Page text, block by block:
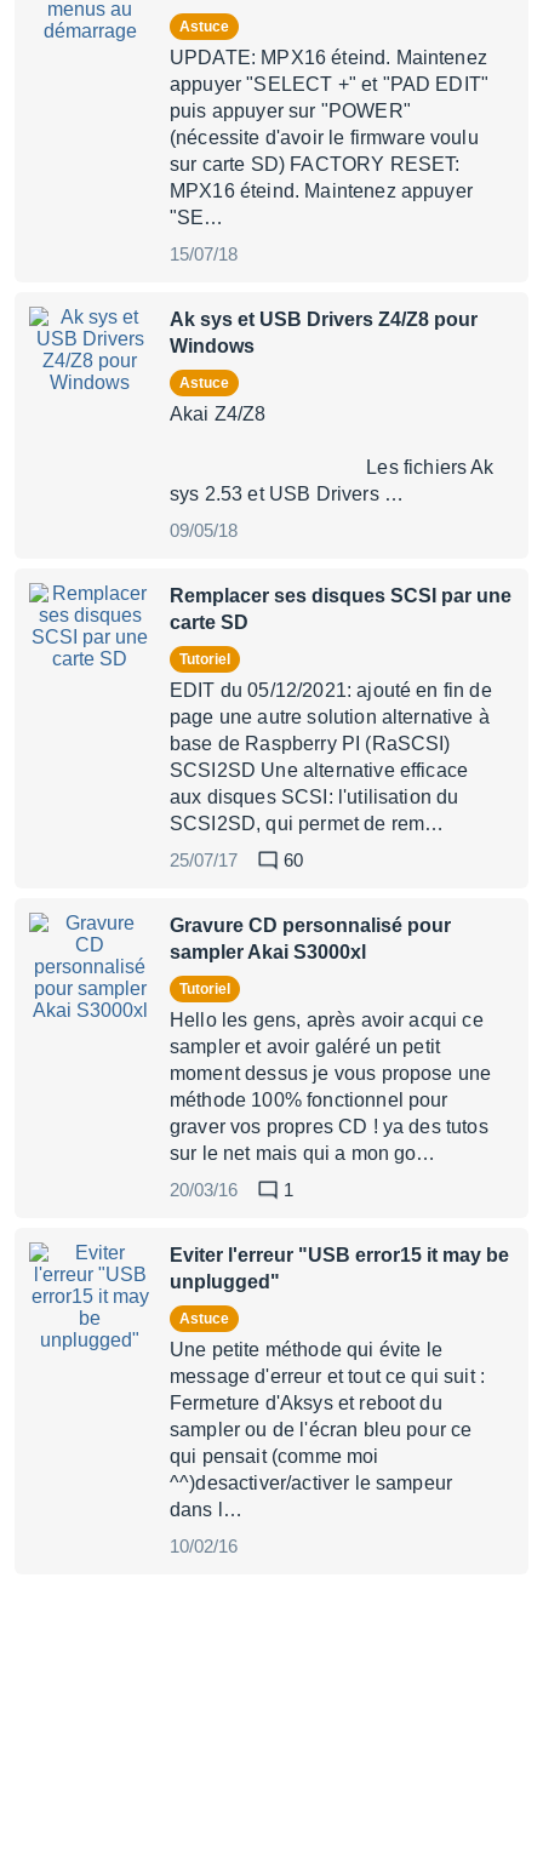
Astuce
UPDATE: MPX16 éteind. Maintenez
appuyer "SELECT +" et "PAD EDIT"
puis appuyer sur "POWER"
(nécessite d'avoir le firmware voulu
sur carte SD) FACTORY RESET:
MPX16 éteind. Maintenez appuyer
"SE…
15/07/18
Ak sys et USB Drivers Z4/Z8 pour
Windows
Astuce
Akai Z4/Z8
Les fichiers Ak
sys 2.53 et USB Drivers …
09/05/18
Remplacer ses disques SCSI par une
carte SD
Tutoriel
EDIT du 05/12/2021: ajouté en fin de
page une autre solution alternative à
base de Raspberry PI (RaSCSI)
SCSI2SD Une alternative efficace
aux disques SCSI: l'utilisation du
SCSI2SD, qui permet de rem…
25/07/17
60
Gravure CD personnalisé pour
sampler Akai S3000xl
Tutoriel
Hello les gens, après avoir acqui ce
sampler et avoir galéré un petit
moment dessus je vous propose une
méthode 100% fonctionnel pour
graver vos propres CD ! ya des tutos
sur le net mais qui a mon go…
20/03/16
1
Eviter l'erreur "USB error15 it may be
unplugged"
Astuce
Une petite méthode qui évite le
message d'erreur et tout ce qui suit :
Fermeture d'Aksys et reboot du
sampler ou de l'écran bleu pour ce
qui pensait (comme moi
^^)desactiver/activer le sampeur
dans l…
10/02/16